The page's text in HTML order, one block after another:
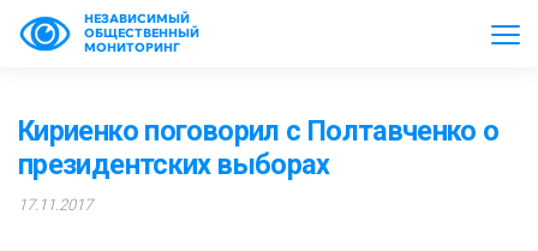
НЕЗАВИСИМЫЙ
ОБЩЕСТВЕННЫЙ
МОНИТОРИНГ
Кириенко поговорил с Полтавченко о
президентских выборах
17.11.2017